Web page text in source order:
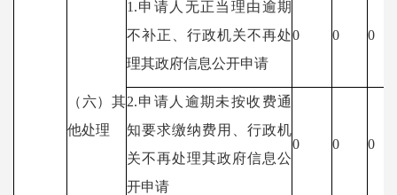
（六）其
他处理
1.申请人无正当理由逾期
不补正、行政机关不再处
理其政府信息公开申请
0 0 0
2.申请人逾期未按收费通
知要求缴纳费用、行政机
关不再处理其政府信息公
开申请
0 0 0